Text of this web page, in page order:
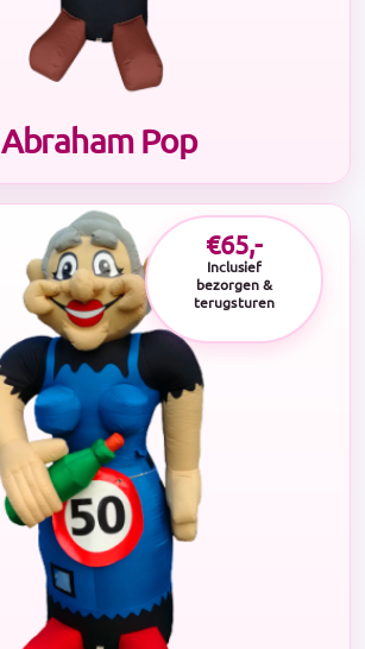
Abraham Pop
€65,-
Inclusief
bezorgen &
terugsturen